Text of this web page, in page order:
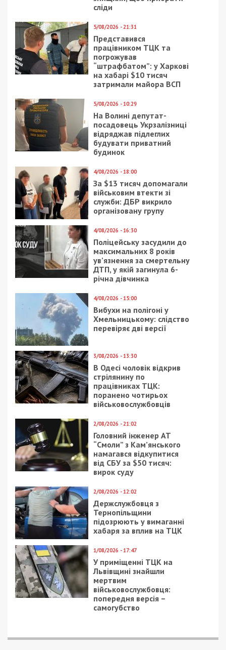
Также министр рассказал, что частный инвестор
в рамках партнерства построит терминал и
обеспечит качественное функционирование уже
в 2020 году.
труд для всех нас, как области, города, так и
Министерства при поддержки Президента
Украины. Уверен, что мы это сможем сделать это, и
Днепр получит качественный аэропорт, – сказал
Владимир Омелян.
Как отметил Владимир
Васильченко, генеральный директор
Международного аэропорта “Харьков”, который
представляет интересы инвестора по
реконструкции аэропорта Днепр закончить все
работы должны в сроки. Поскольку это
стратегический объект, частые средства там не
используются. Хотя не маловажным в этом
вопросе является финансовая поддержка со
стороны государства.
Facebook
Telegram
Twitter
WhatsApp
ViberEmail
Категории:Суспільство| Метки:аэропорт
Владимир Омелян
Рекламні блоки дають нам змогу
залишатися незалежними ЗМІ, а вам -
отримувати найсвіжіші новини під ними.
Приєднуйтесь також до 49000 в Google News. Слідкуйте
за останніми новинами!
Приєднатися